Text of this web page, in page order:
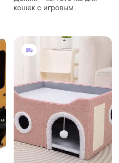
кошек с игровым